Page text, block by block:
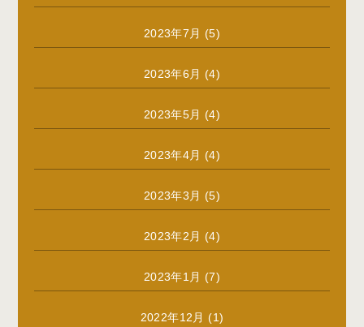
2023年7月 (5)
2023年6月 (4)
2023年5月 (4)
2023年4月 (4)
2023年3月 (5)
2023年2月 (4)
2023年1月 (7)
2022年12月 (1)